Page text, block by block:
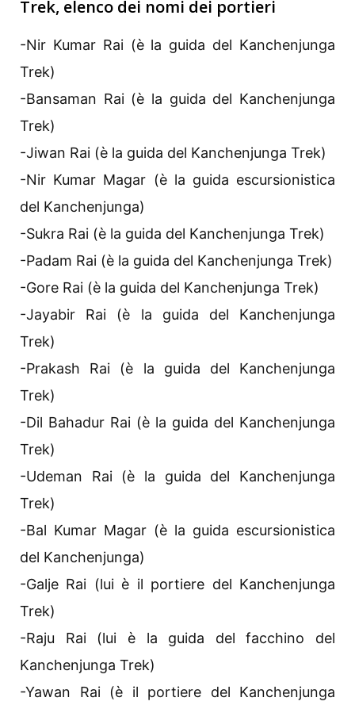
Trek, elenco dei nomi dei portieri
-Nir Kumar Rai (è la guida del Kanchenjunga
Trek)
-Bansaman Rai (è la guida del Kanchenjunga
Trek)
-Jiwan Rai (è la guida del Kanchenjunga Trek)
-Nir Kumar Magar (è la guida escursionistica
del Kanchenjunga)
-Sukra Rai (è la guida del Kanchenjunga Trek)
-Padam Rai (è la guida del Kanchenjunga Trek)
-Gore Rai (è la guida del Kanchenjunga Trek)
-Jayabir Rai (è la guida del Kanchenjunga
Trek)
-Prakash Rai (è la guida del Kanchenjunga
Trek)
-Dil Bahadur Rai (è la guida del Kanchenjunga
Trek)
-Udeman Rai (è la guida del Kanchenjunga
Trek)
-Bal Kumar Magar (è la guida escursionistica
del Kanchenjunga)
-Galje Rai (lui è il portiere del Kanchenjunga
Trek)
-Raju Rai (lui è la guida del facchino del
Kanchenjunga Trek)
-Yawan Rai (è il portiere del Kanchenjunga